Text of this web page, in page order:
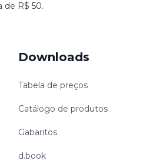
de R$ 50.
Downloads
Tabela de preços
Catálogo de produtos
Gabaritos
d.book